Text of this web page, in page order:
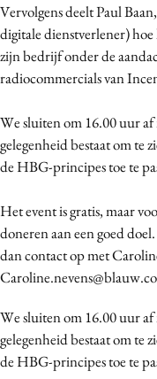
Merkstrategie
PR
Programmatic
Reputatie & crisis
Vervolgens deelt Paul
digitale dienstverlener)
zijn bedrijf onder de
radiocommercials van
We sluiten om 16.00 uur
gelegenheid bestaat om te
de HBG-principes toe te
Het event is gratis, maar
doneren aan een goed
dan contact op met
We sluiten om 16.00 uur
gelegenheid bestaat om te
de HBG-principes toe te